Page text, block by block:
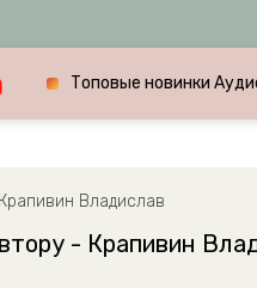
Топовые новинки
Владислав
- Крапивин